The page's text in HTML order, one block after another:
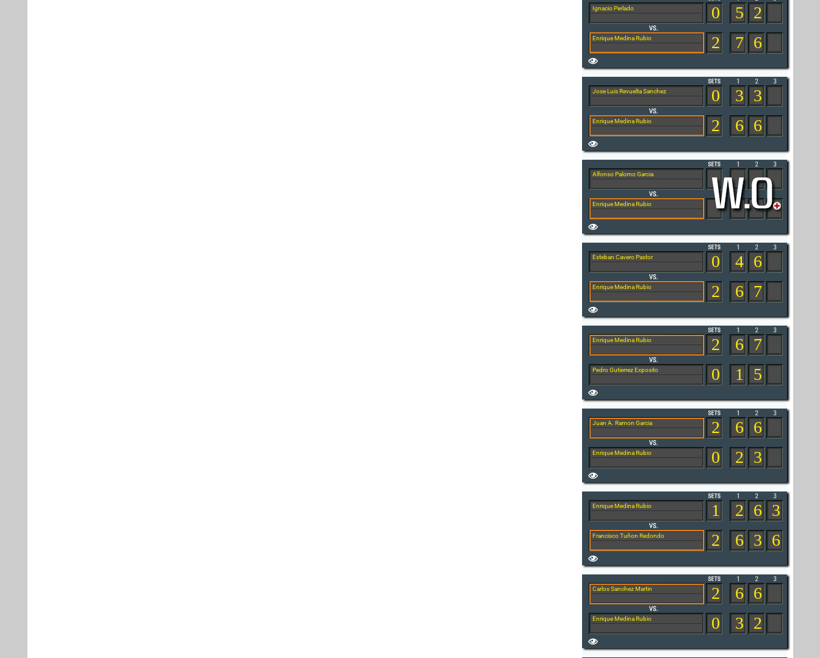
Ignacio Perlado
Enrique Medina Rubio
0
2
5 2
7 6
Jose Luis Revuelta Sanchez
Enrique Medina Rubio
0
2
3 3
6 6
Alfonso Palomo Garcia
Enrique Medina Rubio
Esteban Cavero Pastor
Enrique Medina Rubio
0
2
4 6
6 7
Enrique Medina Rubio
Pedro Gutierrez Exposito
2
0
6 7
1
5
Juan A. Ramon Garcia
Enrique Medina Rubio
2
0
6 6
2 3
Enrique Medina Rubio
Francisco Tuñon Redondo
1
2
2 6 3
6 3 6
Carlos Sanchez Martin
Enrique Medina Rubio
2
0
6 6
3 2